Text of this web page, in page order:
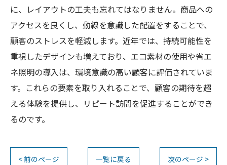
に、レイアウトの工夫も忘れてはなりません。商品への
アクセスを良くし、動線を意識した配置をすることで、
顧客のストレスを軽減します。近年では、持続可能性を
重視したデザインも増えており、エコ素材の使用や省エ
ネ照明の導入は、環境意識の高い顧客に評価されていま
す。これらの要素を取り入れることで、顧客の期待を超
える体験を提供し、リピート訪問を促進することができ
るのです。
< 前のページ 一覧に戻る 次のページ >